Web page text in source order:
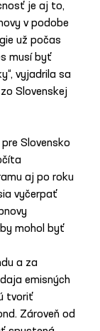
je aj to,
v podobe
už počas
musí byť
vyjadrila sa
Slovenskej
Slovensko
aj po roku
vyčerpať
mohol byť
a za
emisných
tvoriť
Zároveň od